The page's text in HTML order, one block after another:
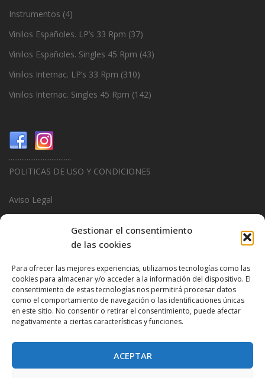
Gestionar el consentimiento
de las cookies
Para ofrecer las mejores experiencias, utilizamos tecnologías como las
cookies para almacenar y/o acceder a la información del dispositivo. El
consentimiento de estas tecnologías nos permitirá procesar datos
como el comportamiento de navegación o las identificaciones únicas
en este sitio. No consentir o retirar el consentimiento, puede afectar
negativamente a ciertas características y funciones.
ACEPTAR
Instrumentos (4)
Vinilos Españoles. LP’s 33 Rpm (37)
Vinilos Españoles. Singles 45 Rpm (43)
Vinilos Internac. LP’s 33 Rpm (310)
Vinilos Internac. Singles 45 Rpm (142)
...................................
POLITICAS DE USO Y CONDICIONES
Aviso Legal
Politica de Privacidad
...................................
Design & Promotions ByHitred.com